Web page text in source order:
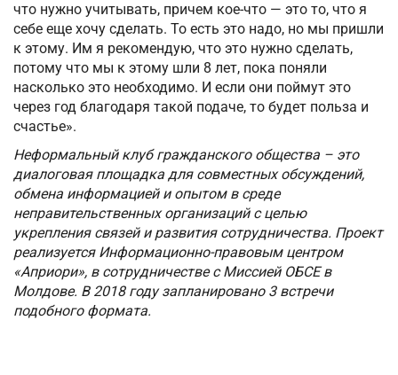
что нужно учитывать, причем кое-что — это то, что я
себе еще хочу сделать. То есть это надо, но мы пришли
к этому. Им я рекомендую, что это нужно сделать,
потому что мы к этому шли 8 лет, пока поняли
насколько это необходимо. И если они поймут это
через год благодаря такой подаче, то будет польза и
счастье».
Неформальный клуб гражданского общества – это
диалоговая площадка для совместных обсуждений,
обмена информацией и опытом в среде
неправительственных организаций с целью
укрепления связей и развития сотрудничества. Проект
реализуется Информационно-правовым центром
«Априори», в сотрудничестве с Миссией ОБСЕ в
Молдове. В 2018 году запланировано 3 встречи
подобного формата.